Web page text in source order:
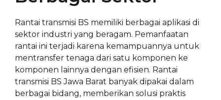
Rantai transmisi BS memiliki berbagai aplikasi di
sektor industri yang beragam. Pemanfaatan
rantai ini terjadi karena kemampuannya untuk
mentransfer tenaga dari satu komponen ke
komponen lainnya dengan efisien. Rantai
transmisi BS Jawa Barat banyak dipakai dalam
berbagai bidang, memberikan solusi praktis